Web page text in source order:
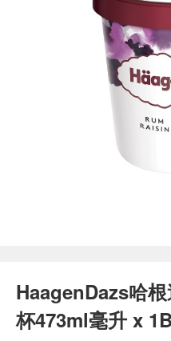
HaagenDazs哈
杯473ml毫升 x